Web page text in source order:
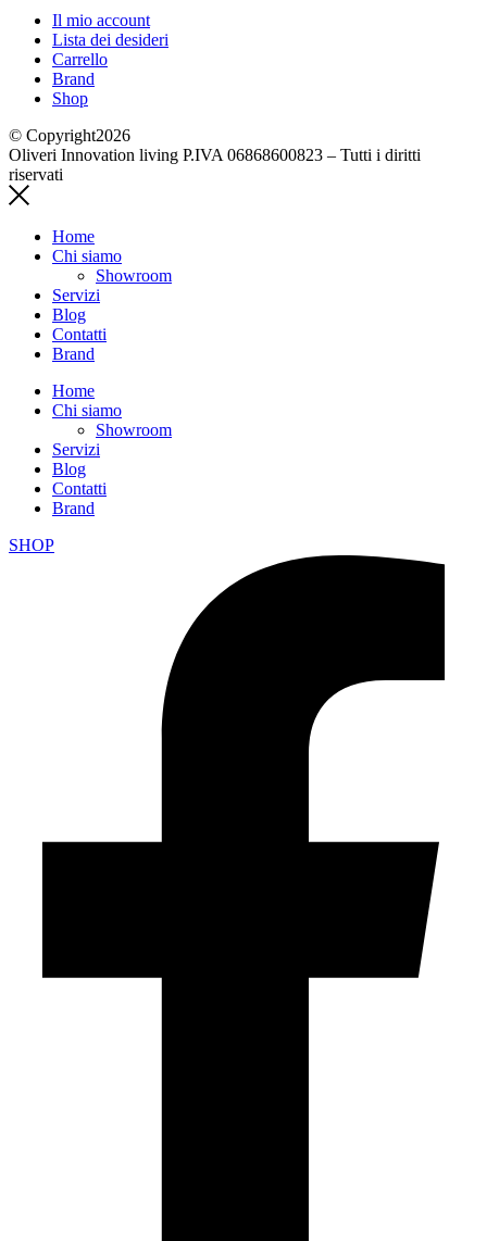
Il mio account
Lista dei desideri
Carrello
Brand
Shop
© Copyright2026
Oliveri Innovation living P.IVA 06868600823 – Tutti i diritti
riservati
Home
Chi siamo
Showroom
Servizi
Blog
Contatti
Brand
Home
Chi siamo
Showroom
Servizi
Blog
Contatti
Brand
SHOP